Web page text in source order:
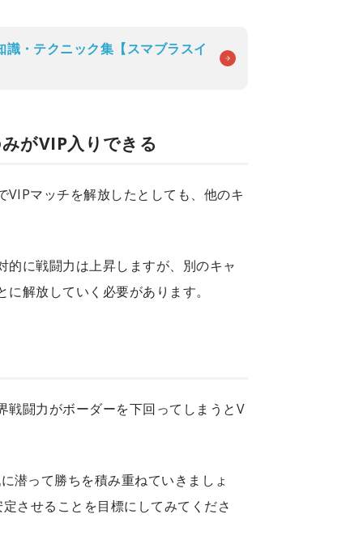
・テクニック集【スマブラスイ
がVIP入りできる
マッチを解放したとしても、他のキ
に戦闘力は上昇しますが、別のキャ
解放していく必要があります。
戦闘力がボーダーを下回ってしまうとV
潜って勝ちを積み重ねていきましょ
させることを目標にしてみてくださ